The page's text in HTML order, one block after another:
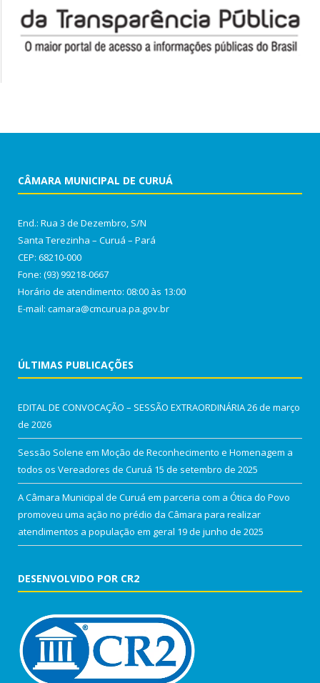
CÂMARA MUNICIPAL DE CURUÁ
End.: Rua 3 de Dezembro, S/N
Santa Terezinha – Curuá – Pará
CEP: 68210-000
Fone: (93) 99218-0667
Horário de atendimento: 08:00 às 13:00
E-mail: camara@cmcurua.pa.gov.br
ÚLTIMAS PUBLICAÇÕES
EDITAL DE CONVOCAÇÃO – SESSÃO EXTRAORDINÁRIA26 de março
de 2026
Sessão Solene em Moção de Reconhecimento e Homenagem a
todos os Vereadores de Curuá 15 de setembro de 2025
A Câmara Municipal de Curuá em parceria com a Ótica do Povo
promoveu uma ação no prédio da Câmara para realizar
atendimentos a população em geral 19 de junho de 2025
DESENVOLVIDO POR CR2